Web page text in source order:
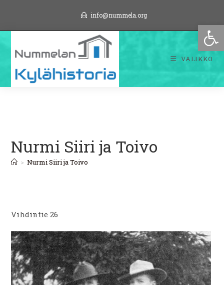
sisältöön
info@nummela.org
VALIKKO
Nurmi Siiri ja Toivo
> Nurmi Siiri ja Toivo
Vihdintie 26